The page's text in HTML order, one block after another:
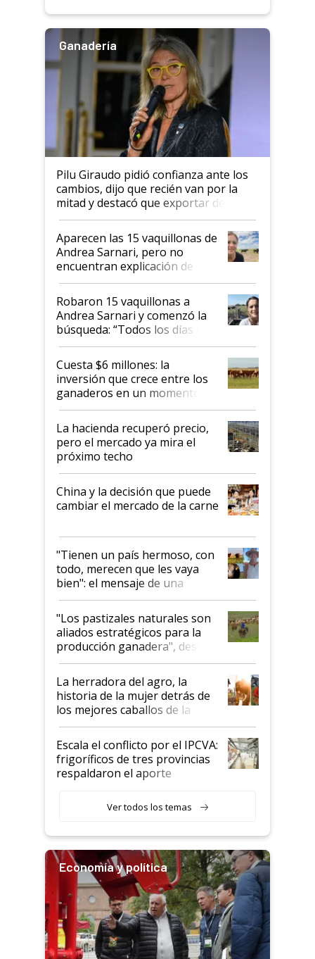
Ganadería
Pilu Giraudo pidió confianza ante los
cambios, dijo que recién van por la
mitad y destacó que exportar dejó de
ser "para unos pocos": "Tenemos un
mandato muy claro del gobierno
nacional"
Aparecen las 15 vaquillonas de
Andrea Sarnari, pero no
encuentran explicación de
cómo llegaron allí
Robaron 15 vaquillonas a
Andrea Sarnari y comenzó la
búsqueda: “Todos los días le
toca a algún productor”
Cuesta $6 millones: la
inversión que crece entre los
ganaderos en un momento
histórico para la actividad
La hacienda recuperó precio,
pero el mercado ya mira el
próximo techo
China y la decisión que puede
cambiar el mercado de la carne
"Tienen un país hermoso, con
todo, merecen que les vaya
bien": el mensaje de una
ganadera uruguaya sobre las
oportunidades que se abren
para el agro en Argentina, con
foco en la carne
"Los pastizales naturales son
aliados estratégicos para la
producción ganadera", destaca
la iniciativa que ya reúne a 46
establecimientos en Argentina
La herradora del agro, la
historia de la mujer detrás de
los mejores caballos de la
Argentina y los mitos que
todavía hacen sufrir a estos
animales: "Mientras me
descalificaban, yo seguí
haciendo currículum"
Escala el conflicto por el IPCVA:
frigoríficos de tres provincias
respaldaron el aporte
Ver todos los temas
Economía y política